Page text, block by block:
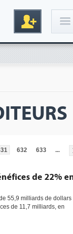
632 633 ...
de 22%
55,9 milliards de dollars
de 11,7 milliards, en